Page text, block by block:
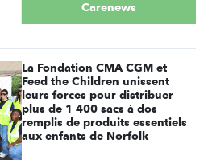
Carenews
La Fondation CMA CGM et
Feed the Children unissent
leurs forces pour distribuer
plus de 1 400 sacs à dos
remplis de produits essentiels
aux enfants de Norfolk